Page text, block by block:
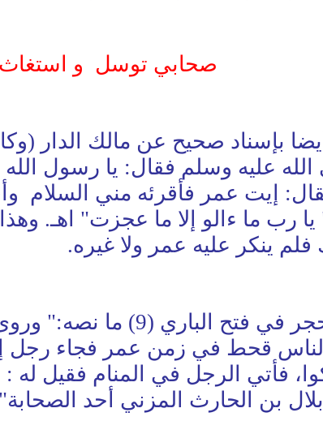
صحابي توسل و استغاث
البيهقي (8) أيضا بإسناد صحيح عن
عليه وسلم فقال: يا رسول
إيت عمر فأقرئه مني السلام
رب ما ءالو إلا ما عجزت" اهـ.
ينكر عليه عمر ولا غيره.
وقال الحافظ ابن
قحط في زمن عمر فجاء رجل
فأتي الرجل في المنام
بلال بن الحارث المزني أحد